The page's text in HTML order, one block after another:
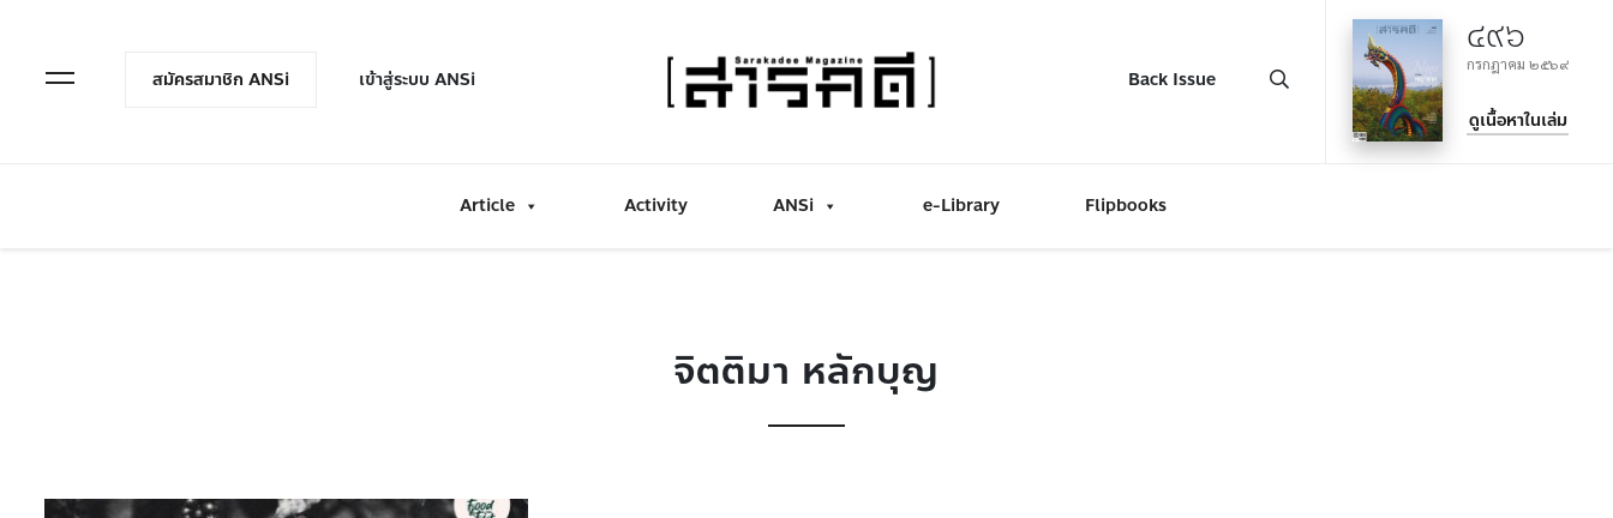
Open Menuสมัครสมาชิก ANSi เข้าสู่ระบบ ANSi Back Issue
๔๙๖
กรกฎาคม ๒๕๖๙
ดูเนื้อหาในเล่ม
Article Activity ANSi e-Library Flipbooks
จิตติมา หลักบุญ